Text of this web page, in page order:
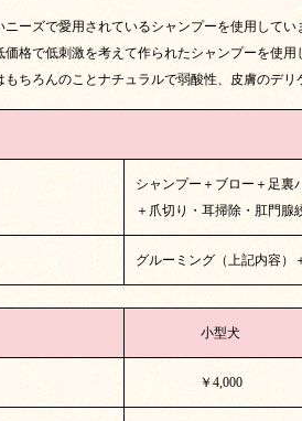
ニーズで愛用されているシャンプーを使用してい
格で低刺激を考えて作られたシャンプーを使用
ちろんのことナチュラルで弱酸性、皮膚のデ
シャンプー＋ブロー＋足裏
＋爪切り・耳掃除・肛門腺
グルーミング（上記内容）
小型犬
￥4,000